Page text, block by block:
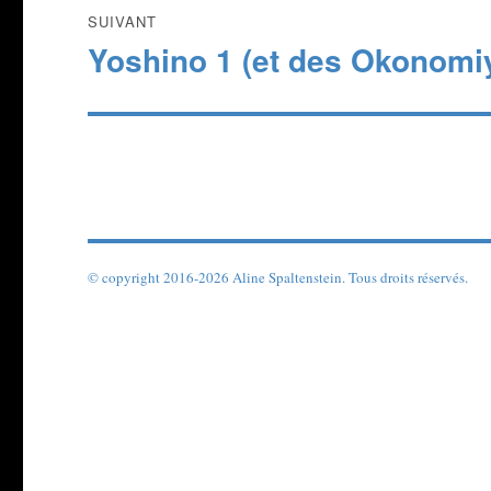
SUIVANT
Publication
Yoshino 1 (et des
© copyright 2016-2026 Aline Spaltenstein. Tous droits réservés.